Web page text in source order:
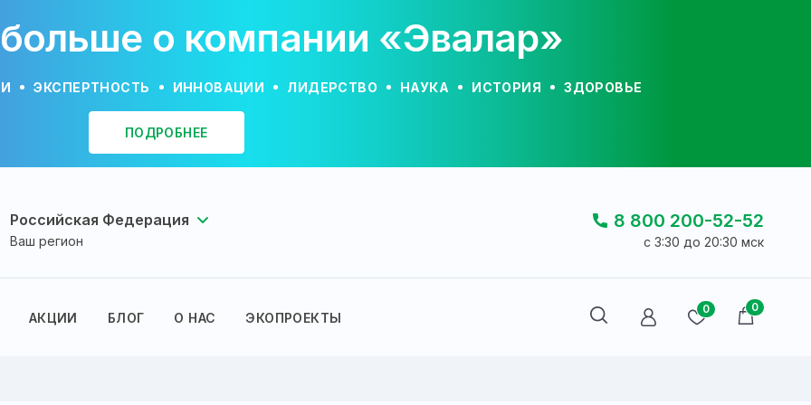
о компании «Эвалар»
ЭКСПЕРТНОСТЬ ИННОВАЦИИ ЛИДЕРСТВО НАУКА ИСТОРИЯ ЗДОРОВЬЕ
ПОДРОБНЕЕ
Российская Федерация
Ваш регион
8 800 200-52-52
c 3:30 до 20:30 мск
АКЦИИ БЛОГ О НАС ЭКОПРОЕКТЫ
0 0